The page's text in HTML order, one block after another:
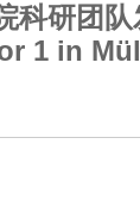
科研团
1 in